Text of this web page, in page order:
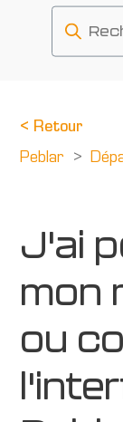
< Retour
Peblar
J'ai
mon
ou